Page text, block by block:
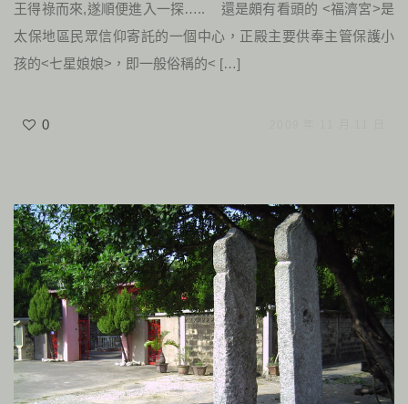
王得祿而來,遂順便進入一探….. 還是頗有看頭的 <福濟宮>是
太保地區民眾信仰寄託的一個中心，正殿主要供奉主管保護小
孩的<七星娘娘>，即一般俗稱的< […]
0